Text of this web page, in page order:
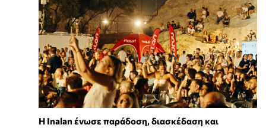
Η Inalan ένωσε παράδοση, διασκέδαση και